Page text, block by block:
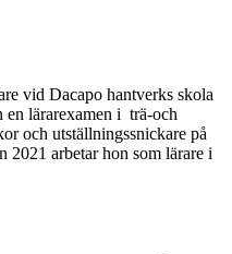
vid Dacapo hantverks skola
en lärarexamen i trä-och
och utställningssnickare på
2021 arbetar hon som lärare i